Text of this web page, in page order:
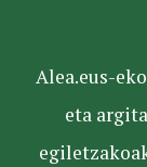
Alea.eus-
eta